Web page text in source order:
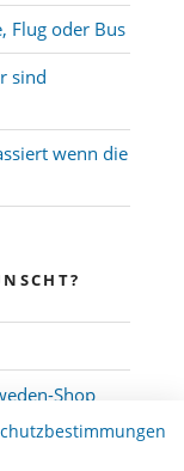
Flug oder Bus
sind
wenn die
Shop